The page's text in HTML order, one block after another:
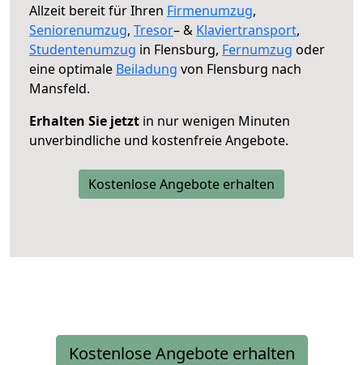
Allzeit bereit für Ihren Firmenumzug,
Seniorenumzug, Tresor– & Klaviertransport,
Studentenumzug in Flensburg, Fernumzug oder
eine optimale Beiladung von Flensburg nach
Mansfeld.
Erhalten Sie jetzt in nur wenigen Minuten
unverbindliche und kostenfreie Angebote.
Kostenlose Angebote erhalten
Kostenlose Angebote erhalten